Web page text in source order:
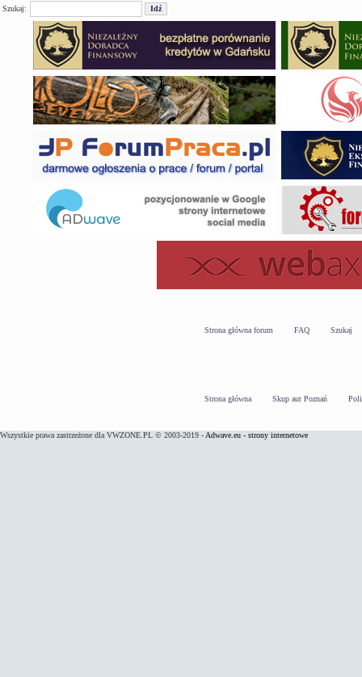
Szukaj:
Strona główna forum FAQ Szukaj
Strona główna Skup aut Poznań
Wszystkie prawa zastrzeżone dla VWZONE.PL © 2003-2019 - Adwave.eu - strony internetowe